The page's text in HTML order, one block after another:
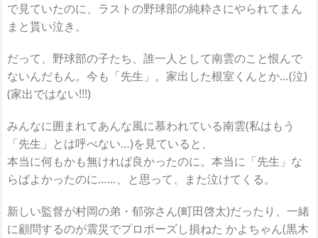
で見ていたのに、ラストの野球部の純粋さにやられてまん
まと貰い泣き。
だって、野球部の子たち、誰一人として南雲のこと恨んで
ないんだもん。今も「先生」。家出した根室くんとか…(泣)
(家出ではない!!!)
みんなに囲まれてあんな風に慕われている南雲(私はもう
「先生」とは呼べない…)を見ていると、
本当に何もかも無ければ良かったのに。本当に「先生」な
らばよかったのに……、と思って、また泣けてくる。
新しい監督が村岡の弟・郁弥さん(町田啓太)だったり、一緒
に顧問するのが震災でプロポーズし損ねた かよちゃん(黒木